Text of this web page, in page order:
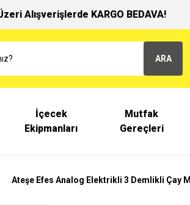
Alışverişlerde KARGO BEDAVA!
ARA
İçecek
Ekipmanları
Mutfak
Gereçleri
Ateşe Efes Analog Elektrikli 3 Demlikli Çay